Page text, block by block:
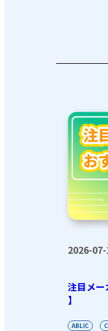
2026-
注目メ
】
ABLIC